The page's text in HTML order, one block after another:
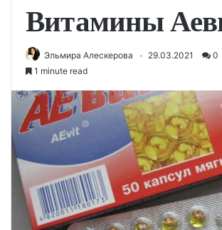
Витамины
Эльмира Алескерова 29.03.2021 0
1 minute read